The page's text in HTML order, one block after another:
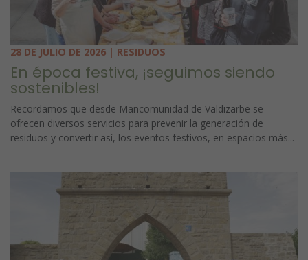
28 DE JULIO DE 2026 | RESIDUOS
En época festiva, ¡seguimos siendo
sostenibles!
Recordamos que desde Mancomunidad de Valdizarbe se
ofrecen diversos servicios para prevenir la generación de
residuos y convertir así, los eventos festivos, en espacios más...